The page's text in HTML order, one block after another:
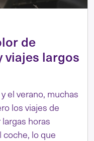
de
viajes largos
el verano, muchas
los viajes de
horas
coche, lo que